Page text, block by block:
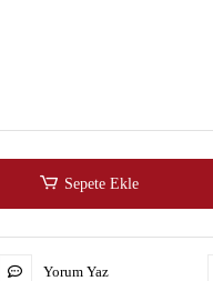
Sepete Ekle
Yorum Yaz